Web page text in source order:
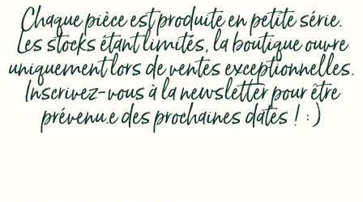
Chaque pièce est produite en petite série.
Les stocks étant limités, la boutique ouvre
uniquement lors de ventes exceptionnelles.
Inscrivez-vous à la newsletter pour être
prévenu.e des prochaines dates ! :)